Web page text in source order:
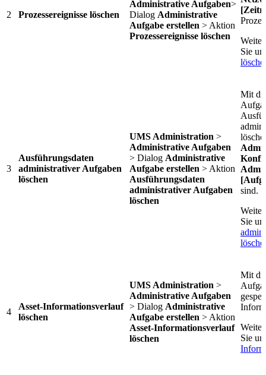
2 Prozessereignisse löschen
Administrative Aufgaben>
Dialog Administrative
Aufgabe erstellen > Aktion
Prozessereignisse löschen
Sie
3
Ausführungsdaten
administrativer Aufgaben
löschen
UMS Administration >
Administrative Aufgaben
> Dialog Administrative
Aufgabe erstellen > Aktion
Ausführungsdaten
administrativer Aufgaben
löschen
Mit
sind.
Sie
4
Asset-Informationsverlauf
löschen
UMS Administration >
Administrative Aufgaben
> Dialog Administrative
Aufgabe erstellen > Aktion
Asset-Informationsverlauf
löschen
Mit
Sie